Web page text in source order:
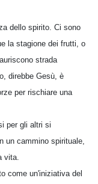
dello spirito. Ci sono
la stagione dei frutti, o
strada
direbbe Gesù, è
per rischiare una
per gli altri si
un cammino spirituale,
vita.
come un'iniziativa del